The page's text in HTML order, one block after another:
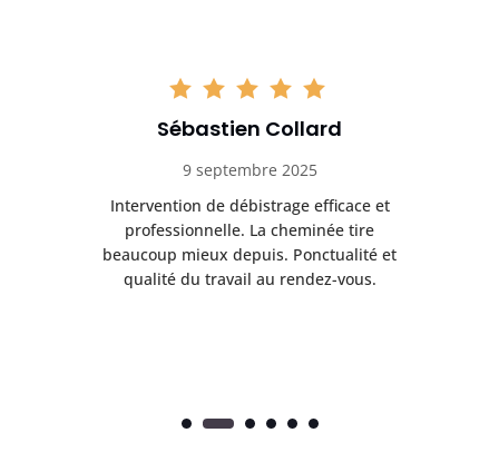
Sébastien Collard
9 septembre 2025
Intervention de débistrage efficace et
professionnelle. La cheminée tire
beaucoup mieux depuis. Ponctualité et
qualité du travail au rendez-vous.